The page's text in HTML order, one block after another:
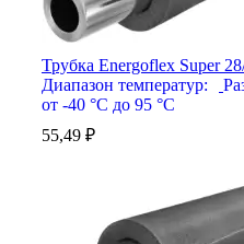
Трубка Energoflex Super
Диапазон температур:
от -40 °С до 95 °С
55,49 ₽